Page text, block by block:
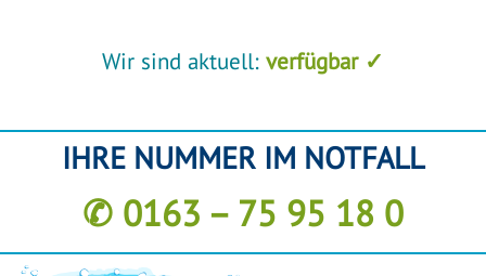
Wir sind aktuell: verfügbar ✓
IHRE NUMMER IM NOTFALL
✆ 0163 – 75 95 18 0